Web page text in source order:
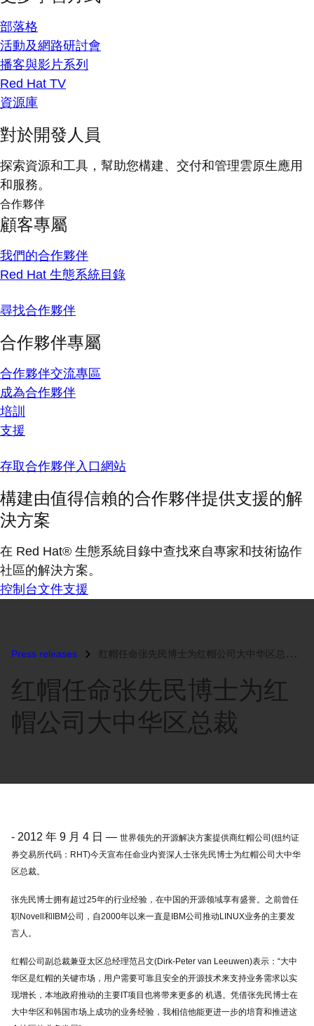
部落格
活動及網路研討會
播客與影片系列
Red Hat TV
資源庫
對於開發人員
探索資源和工具，幫助您構建、交付和管理雲原生應用
和服務。
合作夥伴
顧客專屬
我們的合作夥伴
Red Hat 生態系統目錄
尋找合作夥伴
合作夥伴專屬
合作夥伴交流專區
成為合作夥伴
培訓
支援
存取合作夥伴入口網站
構建由值得信賴的合作夥伴提供支援的解
決方案
在 Red Hat® 生態系統目錄中查找來自專家和技術協作
社區的解決方案。
控制台文件支援
Press releases 红帽任命张先民博士为红帽公司大中华区总裁...
红帽任命张先民博士为红
帽公司大中华区总裁
- 2012 年 9 月 4 日 — 世界领先的开源解决方案提供商红帽公司(纽约证
券交易所代码：RHT)今天宣布任命业内资深人士张先民博士为红帽公司大中华
区总裁。
张先民博士拥有超过25年的行业经验，在中国的开源领域享有盛誉。之前曾任
职Novell和IBM公司，自2000年以来一直是IBM公司推动LINUX业务的主要发
言人。
红帽公司副总裁兼亚太区总经理范吕文(Dirk-Peter van Leeuwen)表示：“大中
华区是红帽的关键市场，用户需要可靠且安全的开源技术来支持业务需求以实
现增长，本地政府推动的主要IT项目也将带来更多的 机遇。凭借张先民博士在
大中华区和韩国市场上成功的业务经验，我相信他能更进一步的培育和推进这